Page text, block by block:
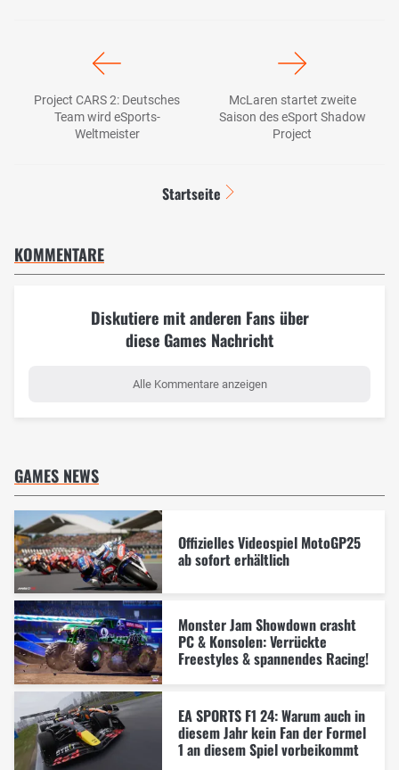
Project CARS 2: Deutsches
Team wird eSports-
Weltmeister
McLaren startet zweite
Saison des eSport Shadow
Project
Startseite
KOMMENTARE
Diskutiere mit anderen Fans über
diese Games Nachricht
Alle Kommentare anzeigen
GAMES NEWS
Offizielles Videospiel MotoGP25
ab sofort erhältlich
Monster Jam Showdown crasht
PC & Konsolen: Verrückte
Freestyles & spannendes Racing!
EA SPORTS F1 24: Warum auch in
diesem Jahr kein Fan der Formel
1 an diesem Spiel vorbeikommt